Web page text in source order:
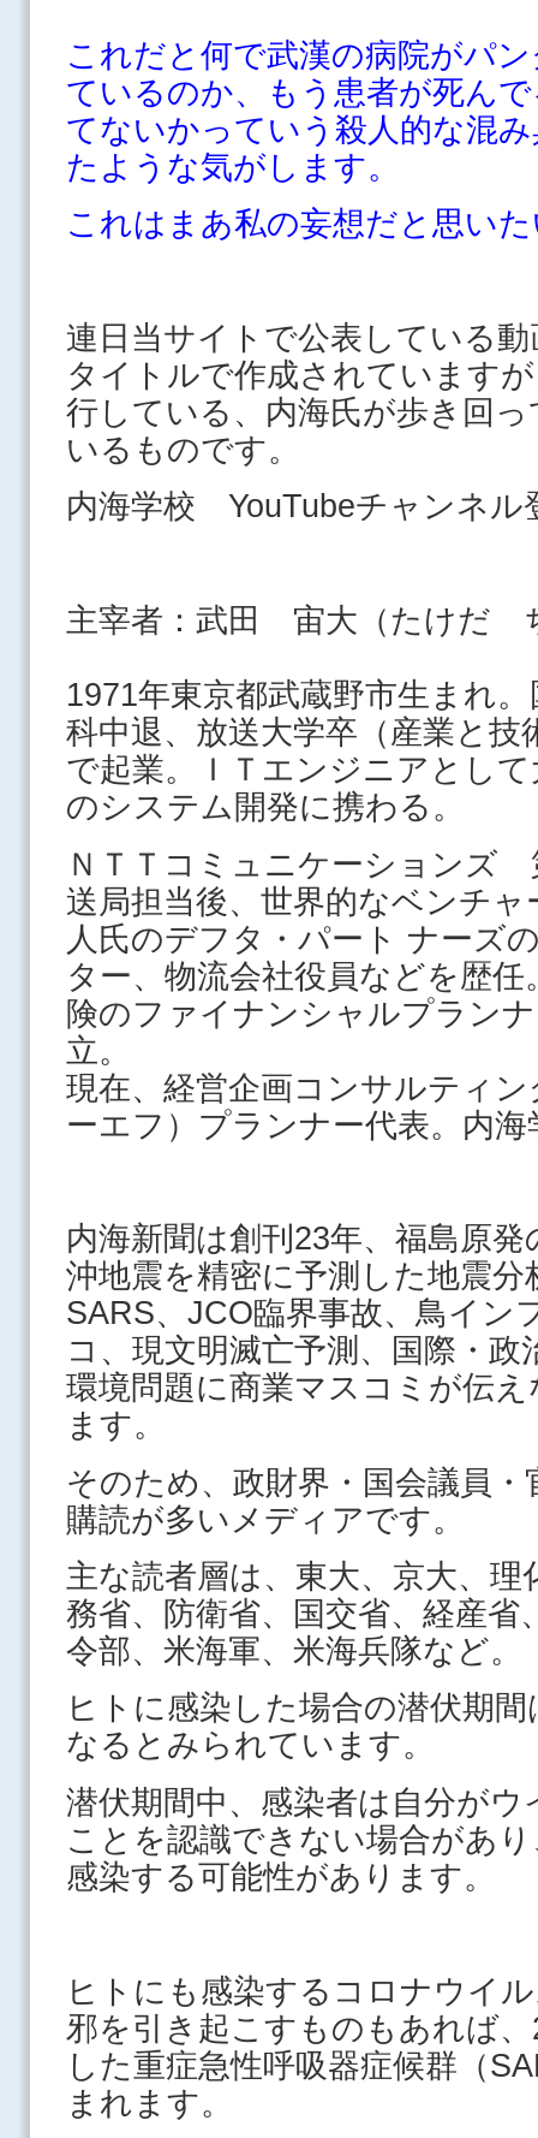
これだと何で武漢の病院がパ
ているのか、もう患者が死ん
てないかっていう殺人的な混
たような気がします。
これはまあ私の妄想だと思い
連日当サイトで公表している
タイトルで作成されています
行している、内海氏が歩き回
いるものです。
内海学校 YouTubeチャンネル
主宰者：武田 宙大（たけだ
1971年東京都武蔵野市生まれ
科中退、放送大学卒（産業と技
で起業。ＩＴエンジニアとし
のシステム開発に携わる。
ＮＴＴコミュニケーションズ
送局担当後、世界的なベンチ
人氏のデフタ・パート ナーズ
ター、物流会社役員などを歴
険のファイナンシャルプラン
立。
現在、経営企画コンサルティ
ーエフ）プランナー代表。内
内海新聞は創刊23年、福島原
沖地震を精密に予測した地震分
SARS、JCO臨界事故、鳥イン
コ、現文明滅亡予測、国際・政
環境問題に商業マスコミが伝
ます。
そのため、政財界・国会議員
購読が多いメディアです。
主な読者層は、東大、京大、理
務省、防衛省、国交省、経産省
令部、米海軍、米海兵隊など
ヒトに感染した場合の潜伏期
なるとみられています。
潜伏期間中、感染者は自分が
ことを認識できない場合があ
感染する可能性があります。
ヒトにも感染するコロナウイ
邪を引き起こすものもあれば
した重症急性呼吸器症候群（
まれます。